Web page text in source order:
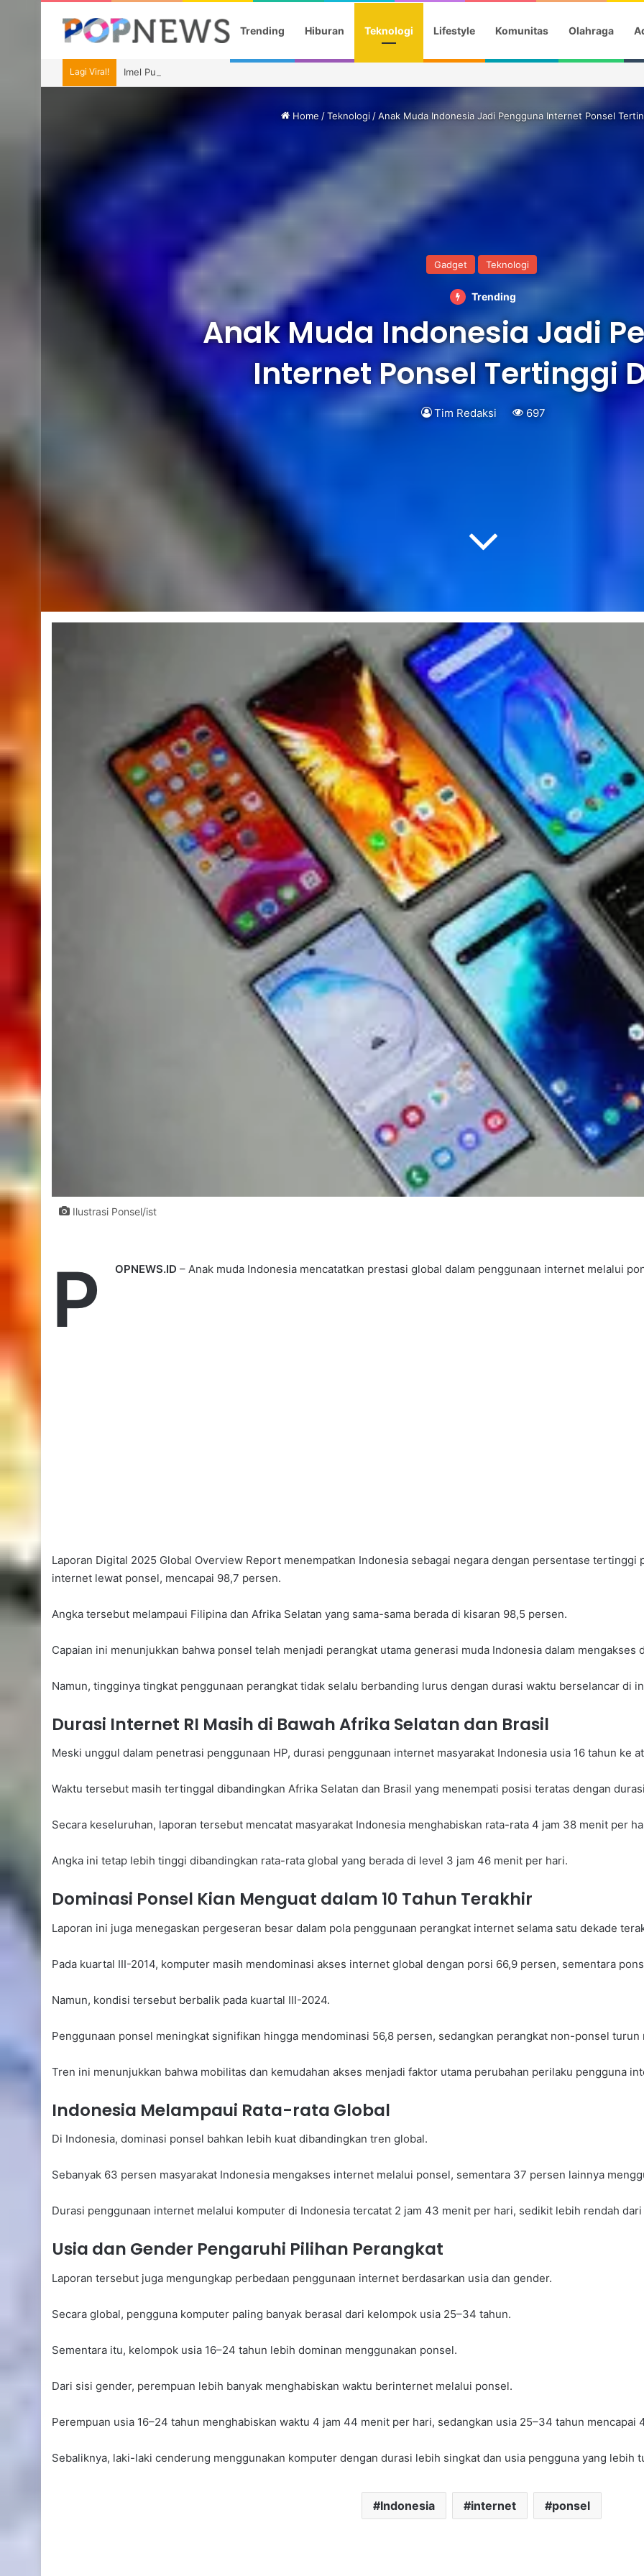
Trending Hiburan Teknologi Lifestyle Komunitas Olahraga
Lagi Viral! Imel Putri Ungkap Momen Haru Bareng Zaskia Gotik Saat Saksikan Aqila Lulus SMP
Home / Teknologi / Anak Muda Indonesia Jadi Pengguna Internet Ponsel
Gadget Teknologi
Trending
Anak Muda Indonesia Jadi
Internet Ponsel Tertinggi
Tim Redaksi 697
Ilustrasi Ponsel/ist
P OPNEWS.ID – Anak muda Indonesia mencatatkan prestasi global dalam penggunaan internet melalui
Laporan Digital 2025 Global Overview Report menempatkan Indonesia sebagai negara dengan persentase
internet lewat ponsel, mencapai 98,7 persen.
Angka tersebut melampaui Filipina dan Afrika Selatan yang sama-sama berada di kisaran 98,5 persen.
Capaian ini menunjukkan bahwa ponsel telah menjadi perangkat utama generasi muda Indonesia dalam mengakses
Namun, tingginya tingkat penggunaan perangkat tidak selalu berbanding lurus dengan durasi waktu berselancar di
Durasi Internet RI Masih di Bawah Afrika Selatan dan Brasil
Meski unggul dalam penetrasi penggunaan HP, durasi penggunaan internet masyarakat Indonesia usia 16 tahun ke
Waktu tersebut masih tertinggal dibandingkan Afrika Selatan dan Brasil yang menempati posisi teratas dengan
Secara keseluruhan, laporan tersebut mencatat masyarakat Indonesia menghabiskan rata-rata 4 jam 38 menit per
Angka ini tetap lebih tinggi dibandingkan rata-rata global yang berada di level 3 jam 46 menit per hari.
Dominasi Ponsel Kian Menguat dalam 10 Tahun Terakhir
Laporan ini juga menegaskan pergeseran besar dalam pola penggunaan perangkat internet selama satu dekade
Pada kuartal III-2014, komputer masih mendominasi akses internet global dengan porsi 66,9 persen, sementara
Namun, kondisi tersebut berbalik pada kuartal III-2024.
Penggunaan ponsel meningkat signifikan hingga mendominasi 56,8 persen, sedangkan perangkat non-ponsel
Tren ini menunjukkan bahwa mobilitas dan kemudahan akses menjadi faktor utama perubahan perilaku pengguna
Indonesia Melampaui Rata-rata Global
Di Indonesia, dominasi ponsel bahkan lebih kuat dibandingkan tren global.
Sebanyak 63 persen masyarakat Indonesia mengakses internet melalui ponsel, sementara 37 persen lainnya
Durasi penggunaan internet melalui komputer di Indonesia tercatat 2 jam 43 menit per hari, sedikit lebih rendah
Usia dan Gender Pengaruhi Pilihan Perangkat
Laporan tersebut juga mengungkap perbedaan penggunaan internet berdasarkan usia dan gender.
Secara global, pengguna komputer paling banyak berasal dari kelompok usia 25–34 tahun.
Sementara itu, kelompok usia 16–24 tahun lebih dominan menggunakan ponsel.
Dari sisi gender, perempuan lebih banyak menghabiskan waktu berinternet melalui ponsel.
Perempuan usia 16–24 tahun menghabiskan waktu 4 jam 44 menit per hari, sedangkan usia 25–34 tahun mencapai
Sebaliknya, laki-laki cenderung menggunakan komputer dengan durasi lebih singkat dan usia pengguna yang lebih
Indonesia internet ponsel